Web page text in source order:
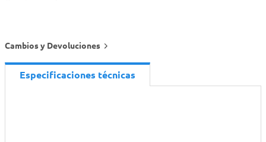
Cambios y Devoluciones
Especificaciones técnicas